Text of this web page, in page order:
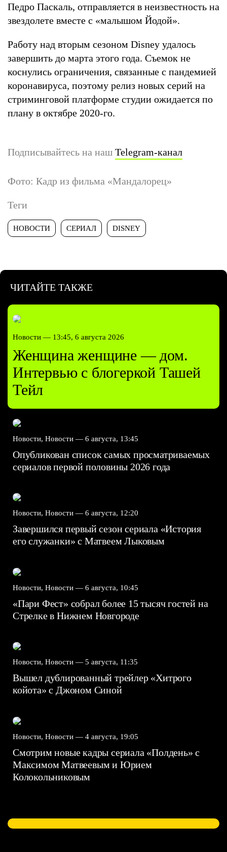
Педро Паскаль, отправляется в неизвестность на
звездолете вместе с «малышом Йодой».
Работу над вторым сезоном Disney удалось
завершить до марта этого года. Съемок не
коснулись ограничения, связанные с пандемией
коронавируса, поэтому релиз новых серий на
стриминговой платформе студии ожидается по
плану в октябре 2020-го.
Подписывайтесь на наш Telegram-канал
Фото: Кадр из фильма «Мандалорец»
Теги
НОВОСТИ СЕРИАЛ DISNEY
ЧИТАЙТЕ ТАКЖЕ
Новости — 13:45, 6 августа 2026
Женщина женщине — дом.
Интервью с блогеркой Ташей
Тейл
Новости, Новости — 6 августа, 13:45
Опубликован список самых просматриваемых
сериалов первой половины 2026 года
Новости, Новости — 6 августа, 12:20
Завершился первый сезон сериала «История
его служанки» с Матвеем Лыковым
Новости, Новости — 6 августа, 10:45
«Пари Фест» собрал более 15 тысяч гостей на
Стрелке в Нижнем Новгороде
Новости, Новости — 5 августа, 11:35
Вышел дублированный трейлер «Хитрого
койота» с Джоном Синой
Новости, Новости — 4 августа, 19:05
Смотрим новые кадры сериала «Полдень» с
Максимом Матвеевым и Юрием
Колокольниковым